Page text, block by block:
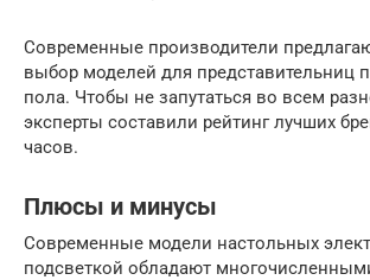
Современные производители
выбор моделей для представительниц
пола. Чтобы не запутаться во всем
эксперты составили рейтинг лучших
часов.
Плюсы и минусы
Современные модели настольных
подсветкой обладают